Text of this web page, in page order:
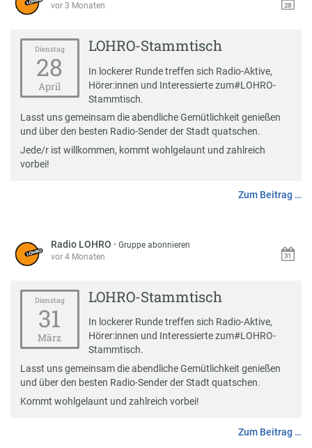
vor 3 Monaten
Dienstag
28
April
LOHRO-Stammtisch
In lockerer Runde treffen sich Radio-Aktive,
Hörer:innen und Interessierte zum#LOHRO-
Stammtisch.
Lasst uns gemeinsam die abendliche Gemütlichkeit genießen
und über den besten Radio-Sender der Stadt quatschen.
Jede/r ist willkommen, kommt wohlgelaunt und zahlreich
vorbei!
Zum Beitrag …
Radio LOHRO ·Gruppe abonnieren
vor 4 Monaten
Dienstag
31
März
LOHRO-Stammtisch
In lockerer Runde treffen sich Radio-Aktive,
Hörer:innen und Interessierte zum#LOHRO-
Stammtisch.
Lasst uns gemeinsam die abendliche Gemütlichkeit genießen
und über den besten Radio-Sender der Stadt quatschen.
Kommt wohlgelaunt und zahlreich vorbei!
Zum Beitrag …